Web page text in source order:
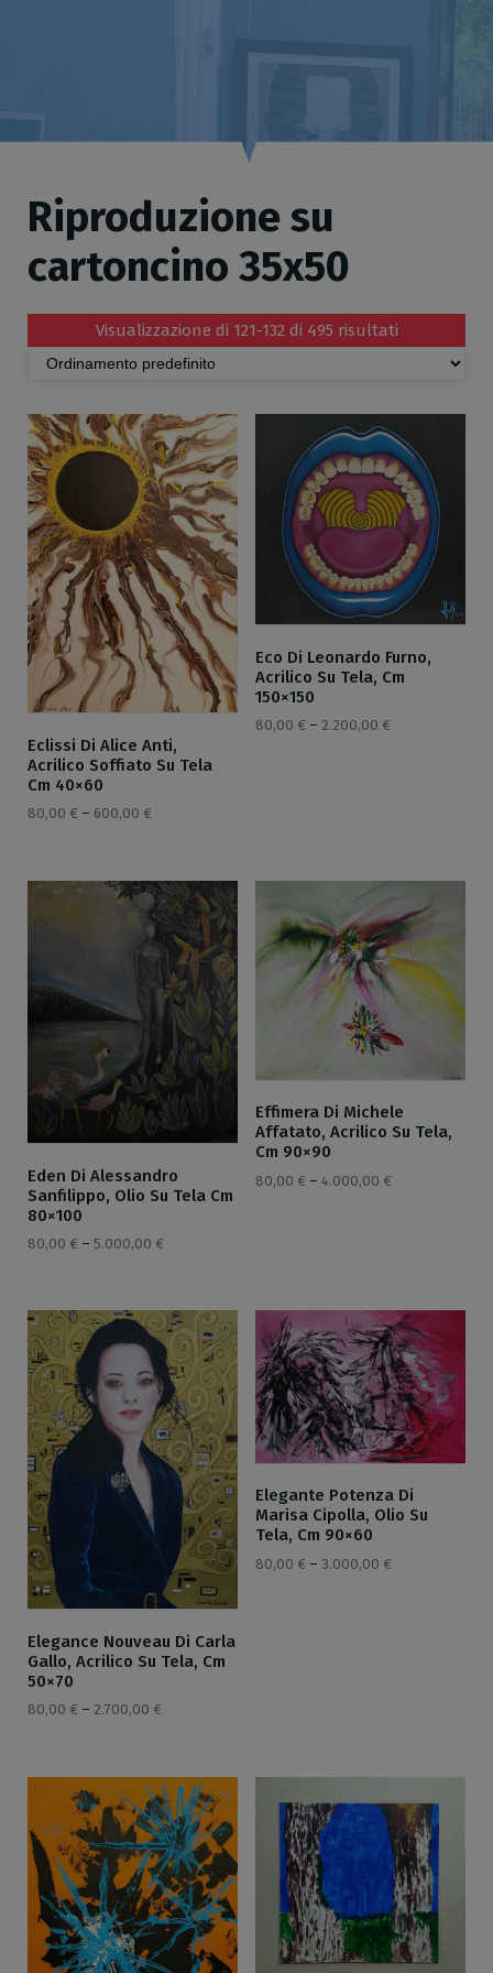
Riproduzione su
cartoncino 35x50
Visualizzazione di 121-132 di 495 risultati
Eclissi Di Alice Anti,
Acrilico Soffiato Su Tela
Cm 40×60
80,00 € – 600,00 €
Eco Di Leonardo Furno,
Acrilico Su Tela, Cm
150×150
80,00 € – 2.200,00 €
Eden Di Alessandro
Sanfilippo, Olio Su Tela Cm
80×100
80,00 € – 5.000,00 €
Effimera Di Michele
Affatato, Acrilico Su Tela,
Cm 90×90
80,00 € – 4.000,00 €
Elegance Nouveau Di Carla
Gallo, Acrilico Su Tela, Cm
50×70
80,00 € – 2.700,00 €
Elegante Potenza Di
Marisa Cipolla, Olio Su
Tela, Cm 90×60
80,00 € – 3.000,00 €